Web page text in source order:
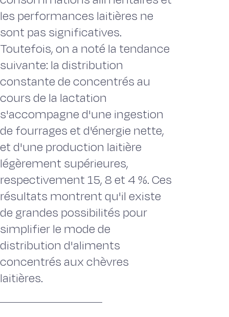
les performances laitières ne
sont pas significatives.
Toutefois, on a noté la tendance
suivante: la distribution
constante de concentrés au
cours de la lactation
s'accompagne d'une ingestion
de fourrages et d'énergie nette,
et d'une production laitière
légèrement supérieures,
respectivement 15, 8 et 4 %. Ces
résultats montrent qu'il existe
de grandes possibilités pour
simplifier le mode de
distribution d'aliments
concentrés aux chèvres
laitières.